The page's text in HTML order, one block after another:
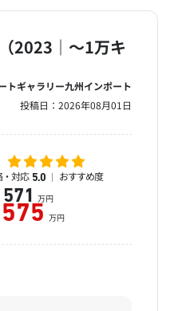
2023｜～1万キ
トギャラリー九州インポート
投稿日： 2026年08月01日
・対応 5.0 おすすめ度
571 万円
575 万円